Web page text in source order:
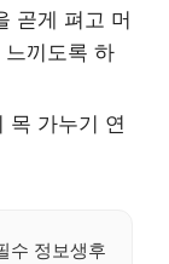
곧게 펴고 머
끼도록 하
목 가누기 연
수 정보생후